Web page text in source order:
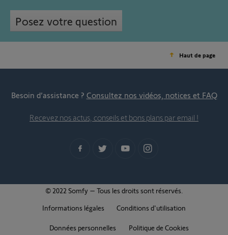
Posez votre question
Haut de page
Besoin d’assistance ? Consultez nos vidéos, notices et FAQ
Recevez nos actus, conseils et bons plans par email !
© 2022 Somfy – Tous les droits sont réservés.
Informations légales
Conditions d'utilisation
Données personnelles Politique de Cookies